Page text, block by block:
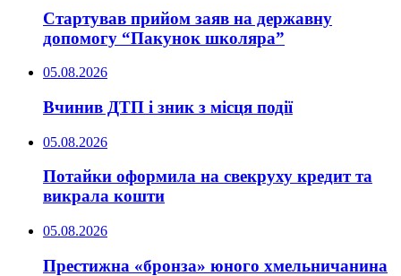
Стартував прийом заяв на державну
допомогу “Пакунок школяра”
05.08.2026
Вчинив ДТП і зник з місця події
05.08.2026
Потайки оформила на свекруху кредит та
викрала кошти
05.08.2026
Престижна «бронза» юного хмельничанина